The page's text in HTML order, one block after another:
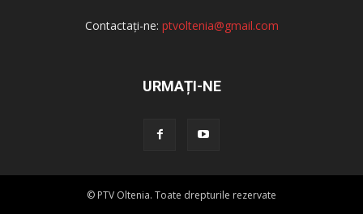
Contactați-ne: ptvoltenia@gmail.com
URMAȚI-NE
© PTV Oltenia. Toate drepturile rezervate